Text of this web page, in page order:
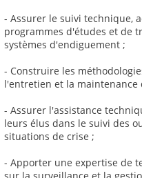
- Assurer le suivi technique,
programmes d'études et de
systèmes d'endiguement ;
- Construire les
l'entretien et la maintenance
- Assurer l'assistance
leurs élus dans le suivi des
situations de crise ;
- Apporter une expertise de